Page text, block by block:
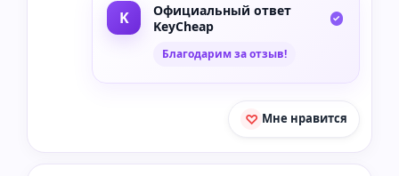
Официальный ответ
KeyCheap
Благодарим за отзыв!
Мне нравится